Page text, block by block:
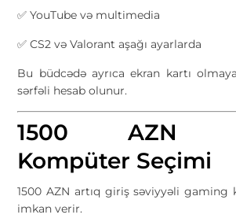
✅ YouTube və multimedia
✅ CS2 və Valorant aşağı ayarlarda
Bu büdcədə ayrıca ekran kartı
sərfəli hesab olunur.
1500 AZN
Kompüter Seçimi
1500 AZN artıq giriş səviyyəli gaming
imkan verir.